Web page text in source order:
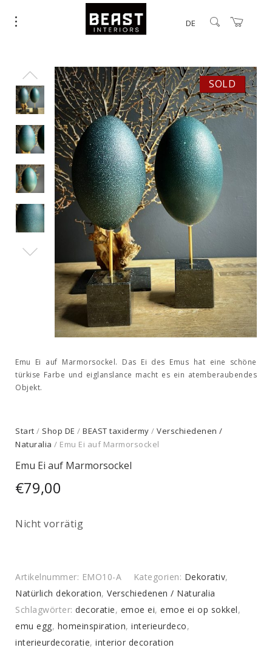
DE
SOLD
Emu Ei auf Marmorsockel. Das Ei des Emus hat eine schöne
türkise Farbe und eiglanslance macht es ein atemberaubendes
Objekt.
Start / Shop DE / BEAST taxidermy / Verschiedenen /
Naturalia / Emu Ei auf Marmorsockel
Emu Ei auf Marmorsockel
€79,00
Nicht vorrätig
Artikelnummer: EMO10-A Kategorien: Dekorativ,
Natürlich dekoration, Verschiedenen / Naturalia
Schlagwörter: decoratie, emoe ei, emoe ei op sokkel,
emu egg, homeinspiration, interieurdeco,
interieurdecoratie, interior decoration